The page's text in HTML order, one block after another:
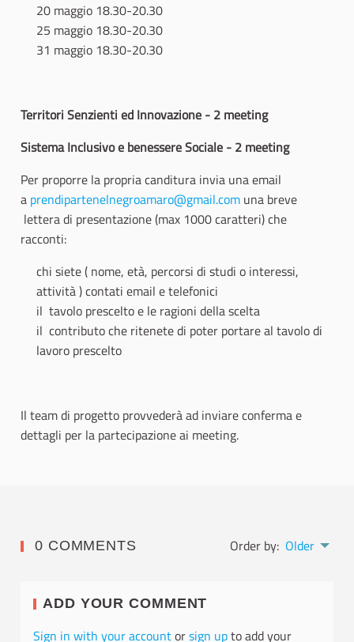
20 maggio 18.30-20.30
25 maggio 18.30-20.30
31 maggio 18.30-20.30
Territori Senzienti ed Innovazione - 2 meeting
Sistema Inclusivo e benessere Sociale - 2 meeting
Per proporre la propria canditura invia una email
a prendipartenelnegroamaro@gmail.com una breve
lettera di presentazione (max 1000 caratteri) che
racconti:
chi siete ( nome, età, percorsi di studi o interessi,
attività ) contati email e telefonici
il tavolo prescelto e le ragioni della scelta
il contributo che ritenete di poter portare al tavolo di
lavoro prescelto
Il team di progetto provvederà ad inviare conferma e
dettagli per la partecipazione ai meeting.
0 COMMENTS Order by: Older
ADD YOUR COMMENT
Sign in with your accountorsign upto add your